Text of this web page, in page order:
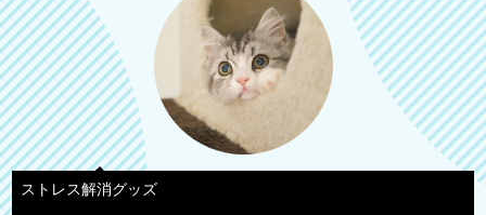
ストレス解消グッズ